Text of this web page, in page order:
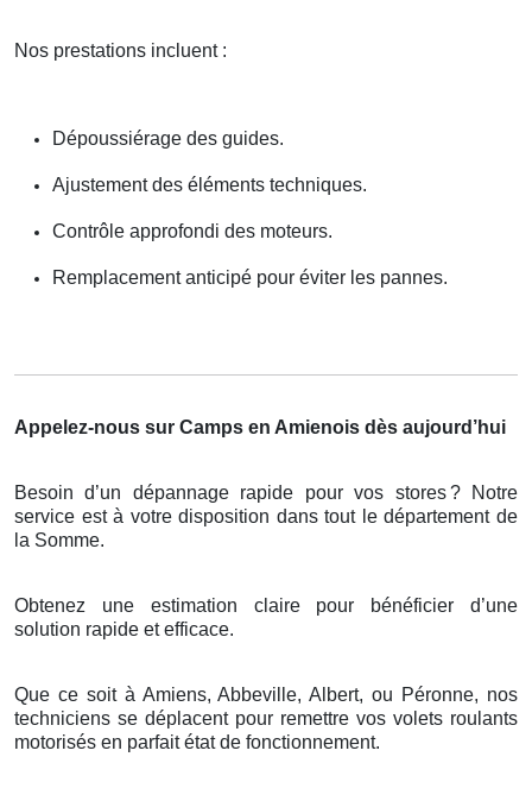
Nos prestations incluent :
Dépoussiérage des guides.
Ajustement des éléments techniques.
Contrôle approfondi des moteurs.
Remplacement anticipé pour éviter les pannes.
Appelez-nous sur Camps en Amienois dès aujourd’hui
Besoin d’un dépannage rapide pour vos stores ? Notre
service està votre disposition dans tout le département de
la Somme.
Obtenez une estimation claire pour bénéficier d’une
solution rapide et efficace.
Que ce soit à Amiens, Abbeville, Albert, ou Péronne, nos
techniciens se déplacent pour remettre vos volets roulants
motorisés en parfait état de fonctionnement.